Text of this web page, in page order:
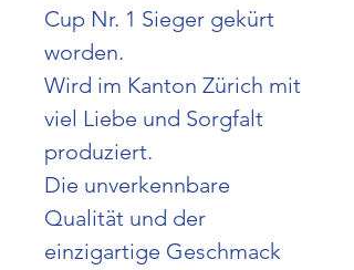
Cup Nr. 1 Sieger gekürt
worden.
Wird im Kanton Zürich mit
viel Liebe und Sorgfalt
produziert.
Die unverkennbare
Qualität und der
einzigartige Geschmack